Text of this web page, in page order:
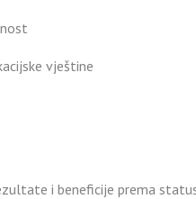
vještine
i beneficije prema